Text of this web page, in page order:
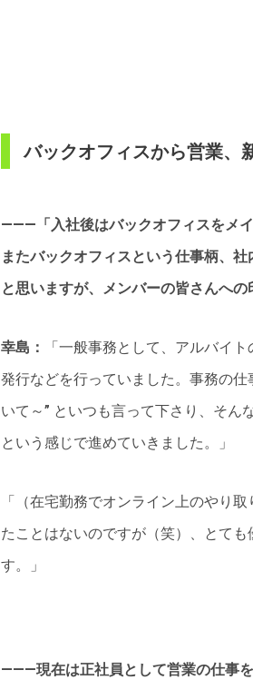
バックオフィスから営業、
―――「入社後はバックオフィスをメ
またバックオフィスという仕事柄、
と思いますが、メンバーの皆さんへ
幸島：
「一般事務として、アルバイ
発行などを行っていました。事務の
いて～” といつも言って下さり、そ
という感じで進めていきました。」
「（在宅勤務でオンライン上のやり
たことはないのですが（笑）、とて
す。」
―――現在は正社員として営業の仕事